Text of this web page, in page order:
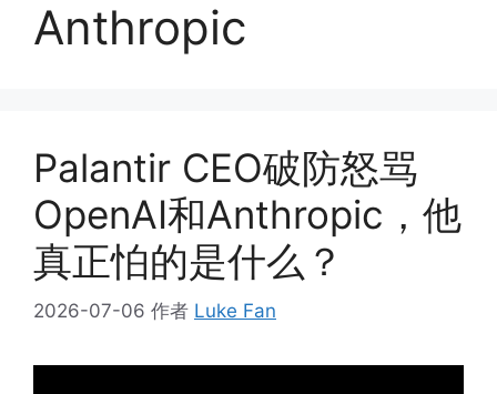
Anthropic
Palantir CEO破防怒骂
OpenAI和Anthropic，他
真正怕的是什么？
2026-07-06 作者 Luke Fan